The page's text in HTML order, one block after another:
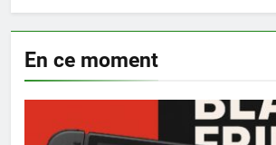
En ce moment